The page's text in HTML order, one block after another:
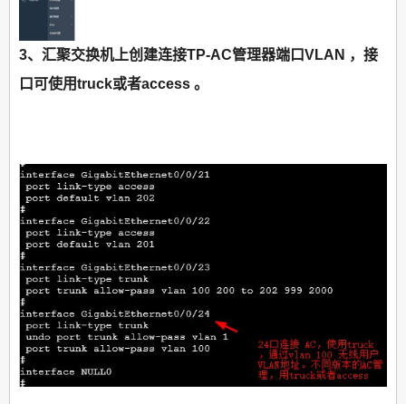
3、汇聚交换机上创建连接TP-AC管理器端口VLAN ，接
口可使用truck或者access 。